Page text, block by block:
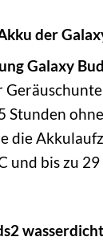
der
Galaxy
Stunden
die
und bis zu